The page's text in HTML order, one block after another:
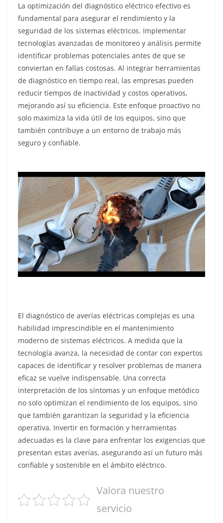
La optimización del diagnóstico eléctrico efectivo es
fundamental para asegurar el rendimiento y la
seguridad de los sistemas eléctricos. Implementar
tecnologías avanzadas de monitoreo y análisis permite
identificar problemas potenciales antes de que se
conviertan en fallas costosas. Al integrar herramientas
de diagnóstico en tiempo real, las empresas pueden
reducir tiempos de inactividad y costos operativos,
mejorando así su eficiencia. Este enfoque proactivo no
solo maximiza la vida útil de los equipos, sino que
también contribuye a un entorno de trabajo más
seguro y confiable.
El diagnóstico de averías eléctricas complejas es una
habilidad imprescindible en el mantenimiento
moderno de sistemas eléctricos. A medida que la
tecnología avanza, la necesidad de contar con expertos
capaces de identificar y resolver problemas de manera
eficaz se vuelve indispensable. Una correcta
interpretación de los síntomas y un enfoque metódico
no solo optimizan el rendimiento de los equipos, sino
que también garantizan la seguridad y la eficiencia
operativa. Invertir en formación y herramientas
adecuadas es la clave para enfrentar los exigencias que
presentan estas averías, asegurando así un futuro más
confiable y sostenible en el ámbito eléctrico.
Valora nuestro
servicio